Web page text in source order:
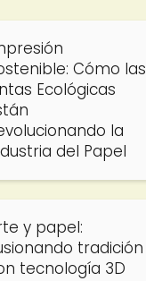
Cómo las
Ecológicas
la
del Papel
y papel:
tradición
tecnología 3D